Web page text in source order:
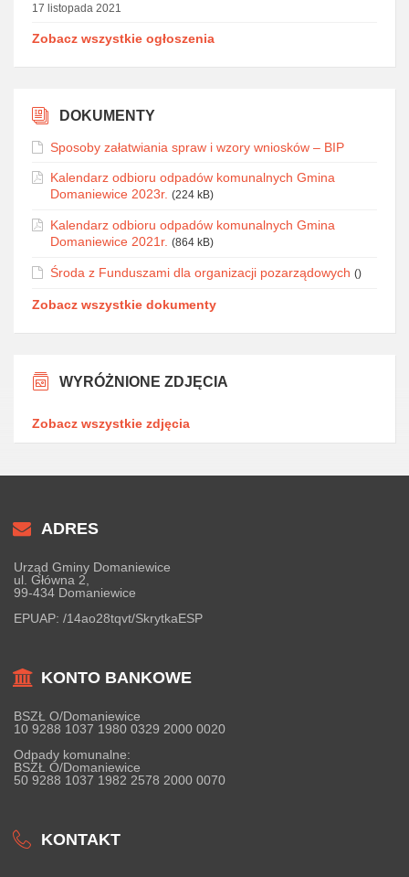
17 listopada 2021
Zobacz wszystkie ogłoszenia
DOKUMENTY
Sposoby załatwiania spraw i wzory wniosków – BIP
Kalendarz odbioru odpadów komunalnych Gmina
Domaniewice 2023r. (224 kB)
Kalendarz odbioru odpadów komunalnych Gmina
Domaniewice 2021r. (864 kB)
Środa z Funduszami dla organizacji pozarządowych ()
Zobacz wszystkie dokumenty
WYRÓŻNIONE ZDJĘCIA
Zobacz wszystkie zdjęcia
ADRES
Urząd Gminy Domaniewice
ul. Główna 2,
99-434 Domaniewice
EPUAP: /14ao28tqvt/SkrytkaESP
KONTO BANKOWE
BSZŁ O/Domaniewice
10 9288 1037 1980 0329 2000 0020
Odpady komunalne:
BSZŁ O/Domaniewice
50 9288 1037 1982 2578 2000 0070
KONTAKT